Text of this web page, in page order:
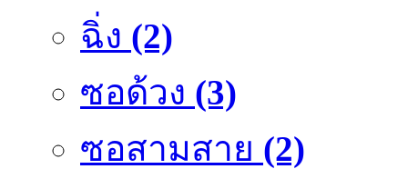
ฉิ่ง (2)
ซอด้วง (3)
ซอสามสาย (2)